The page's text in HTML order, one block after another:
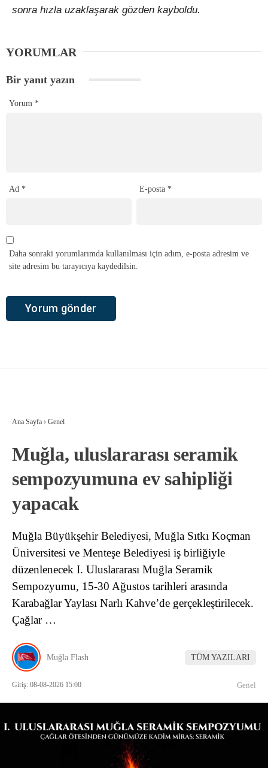
sonra hızla uzaklaşarak gözden kayboldu.
YORUMLAR
Bir yanıt yazın
Yorum *
Ad * E-posta *
Daha sonraki yorumlarımda kullanılması için adım, e-posta adresim ve
site adresim bu tarayıcıya kaydedilsin.
Ana Sayfa › Genel
Muğla, uluslararası seramik
sempozyumuna ev sahipliği
yapacak
Muğla Büyükşehir Belediyesi, Muğla Sıtkı Koçman
Üniversitesi ve Menteşe Belediyesi iş birliğiyle
düzenlenecek I. Uluslararası Muğla Seramik
Sempozyumu, 15-30 Ağustos tarihleri arasında
Karabağlar Yaylası Narlı Kahve’de gerçekleştirilecek.
Çağlar …
Muğla Flash TÜM YAZILARI
Giriş: 08-08-2026 15:00 Genel